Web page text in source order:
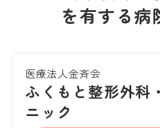
を有する病
医療法人金斉会
ふくもと整形外科
ニック